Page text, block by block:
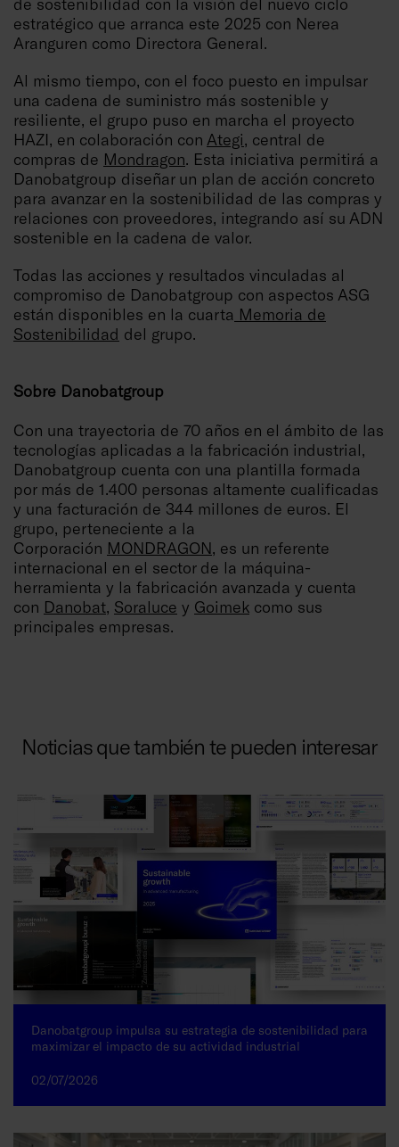
estratégico que arranca este 2025 con Nerea
Aranguren como Directora General.
Al mismo tiempo, con el foco puesto en impulsar
una cadena de suministro más sostenible y
resiliente, el grupo puso en marcha el proyecto
HAZI, en colaboración con Ategi, central de
compras de Mondragon. Esta iniciativa permitirá a
Danobatgroup diseñar un plan de acción concreto
para avanzar en la sostenibilidad de las compras y
relaciones con proveedores, integrando así su ADN
sostenible en la cadena de valor.
Todas las acciones y resultados vinculadas al
compromiso de Danobatgroup con aspectos ASG
están disponibles en la cuarta Memoria de
Sostenibilidad del grupo.
Sobre Danobatgroup
Con una trayectoria de 70 años en el ámbito de las
tecnologías aplicadas a la fabricación industrial,
Danobatgroup cuenta con una plantilla formada
por más de 1.400 personas altamente cualificadas
y una facturación de 344 millones de euros. El
grupo, perteneciente a la
Corporación MONDRAGON, es un referente
internacional en el sector de la máquina-
herramienta y la fabricación avanzada y cuenta
con Danobat, Soraluce y Goimek como sus
principales empresas.
Noticias que también te pueden interesar
Danobatgroup impulsa su estrategia de sostenibilidad para
maximizar el impacto de su actividad industrial
02/07/2026